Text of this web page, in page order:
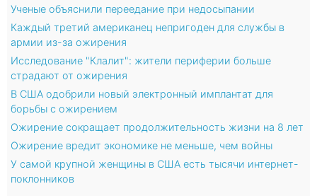
Ученые объяснили переедание при недосыпании
Каждый третий американец непригоден для службы в
армии из-за ожирения
Исследование "Клалит": жители периферии больше
страдают от ожирения
В США одобрили новый электронный имплантат для
борьбы с ожирением
Ожирение сокращает продолжительность жизни на 8 лет
Ожирение вредит экономике не меньше, чем войны
У самой крупной женщины в США есть тысячи интернет-
поклонников